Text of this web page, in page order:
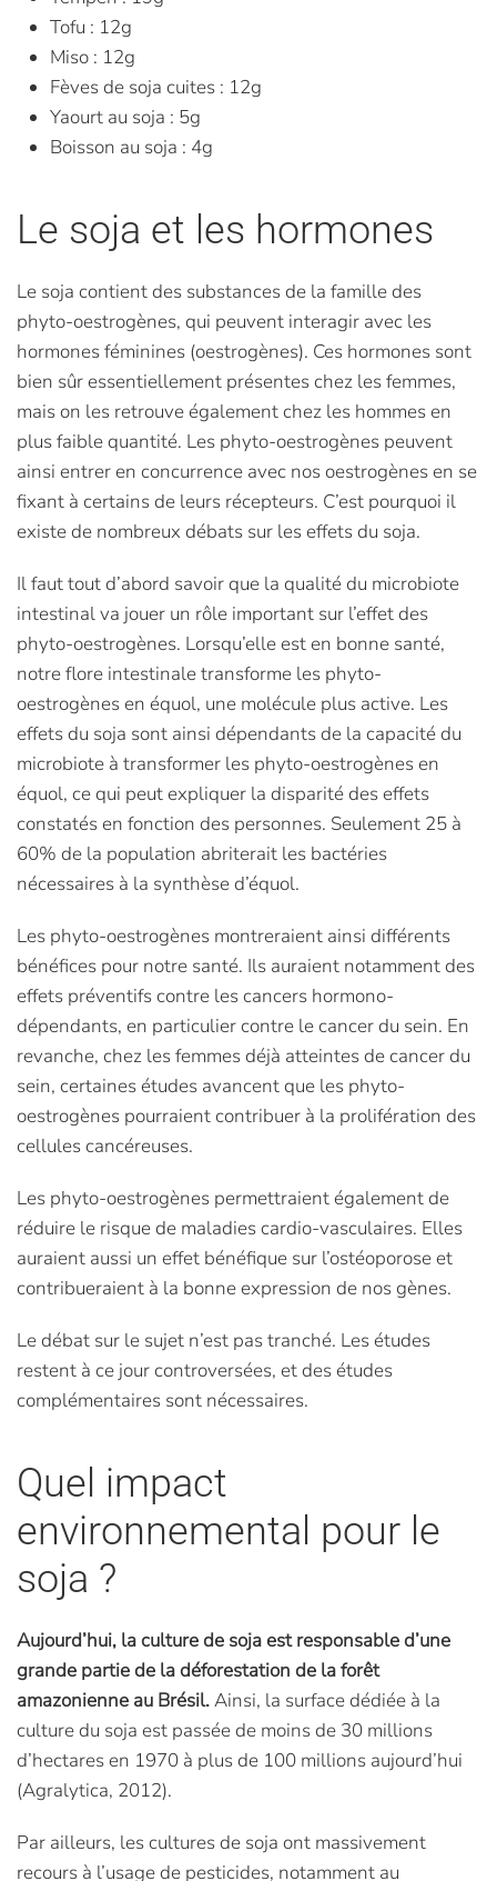
Tofu : 12g
Miso : 12g
Fèves de soja cuites : 12g
Yaourt au soja : 5g
Boisson au soja : 4g
Le soja et les hormones
Le soja contient des substances de la famille des
phyto-oestrogènes, qui peuvent interagir avec les
hormones féminines (oestrogènes). Ces hormones sont
bien sûr essentiellement présentes chez les femmes,
mais on les retrouve également chez les hommes en
plus faible quantité. Les phyto-oestrogènes peuvent
ainsi entrer en concurrence avec nos oestrogènes en se
fixant à certains de leurs récepteurs. C’est pourquoi il
existe de nombreux débats sur les effets du soja.
Il faut tout d’abord savoir que la qualité du microbiote
intestinal va jouer un rôle important sur l’effet des
phyto-oestrogènes. Lorsqu’elle est en bonne santé,
notre flore intestinale transforme les phyto-
oestrogènes en équol, une molécule plus active. Les
effets du soja sont ainsi dépendants de la capacité du
microbiote à transformer les phyto-oestrogènes en
équol, ce qui peut expliquer la disparité des effets
constatés en fonction des personnes. Seulement 25 à
60% de la population abriterait les bactéries
nécessaires à la synthèse d’équol.
Les phyto-oestrogènes montreraient ainsi différents
bénéfices pour notre santé. Ils auraient notamment des
effets préventifs contre les cancers hormono-
dépendants, en particulier contre le cancer du sein. En
revanche, chez les femmes déjà atteintes de cancer du
sein, certaines études avancent que les phyto-
oestrogènes pourraient contribuer à la prolifération des
cellules cancéreuses.
Les phyto-oestrogènes permettraient également de
réduire le risque de maladies cardio-vasculaires. Elles
auraient aussi un effet bénéfique sur l’ostéoporose et
contribueraient à la bonne expression de nos gènes.
Le débat sur le sujet n’est pas tranché. Les études
restent à ce jour controversées, et des études
complémentaires sont nécessaires.
Quel impact
environnemental pour le
soja ?
Aujourd’hui, la culture de soja est responsable d’une
grande partie de la déforestation de la forêt
amazonienne au Brésil.Ainsi, la surface dédiée à la
culture du soja est passée de moins de 30 millions
d’hectares en 1970 à plus de 100 millions aujourd’hui
(Agralytica, 2012).
Par ailleurs, les cultures de soja ont massivement
recours à l’usage de pesticides, notamment au